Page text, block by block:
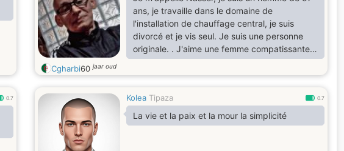
ans, je travaille dans le domaine de
l'installation de chauffage central, je suis
divorcé et je vis seul. Je suis une personne
originale. . J'aime une femme compatissante
avec un esprit qui me comprend et nous la
comprenons. Je suis une personne attirante et
n'est pas ennuyeuse.
Cgharbi60jaar oud
0.7 Kolea Tipaza 0.7
La vie et la paix et la mour la simplicité